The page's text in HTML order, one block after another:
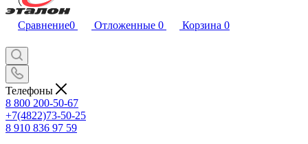
Сравнение0 Отложенные 0 Корзина 0
Телефоны
8 800 200-50-67
+7(4822)73-50-25
8 910 836 97 59